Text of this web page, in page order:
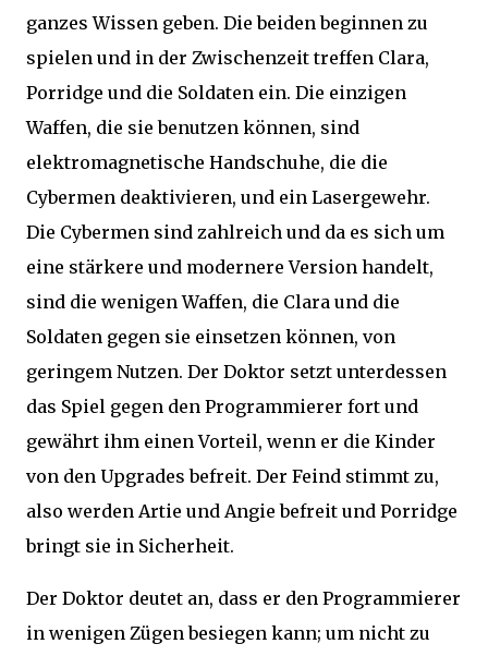
ganzes Wissen geben. Die beiden beginnen zu
spielen und in der Zwischenzeit treffen Clara,
Porridge und die Soldaten ein. Die einzigen
Waffen, die sie benutzen können, sind
elektromagnetische Handschuhe, die die
Cybermen deaktivieren, und ein Lasergewehr.
Die Cybermen sind zahlreich und da es sich um
eine stärkere und modernere Version handelt,
sind die wenigen Waffen, die Clara und die
Soldaten gegen sie einsetzen können, von
geringem Nutzen. Der Doktor setzt unterdessen
das Spiel gegen den Programmierer fort und
gewährt ihm einen Vorteil, wenn er die Kinder
von den Upgrades befreit. Der Feind stimmt zu,
also werden Artie und Angie befreit und Porridge
bringt sie in Sicherheit.
Der Doktor deutet an, dass er den Programmierer
in wenigen Zügen besiegen kann; um nicht zu